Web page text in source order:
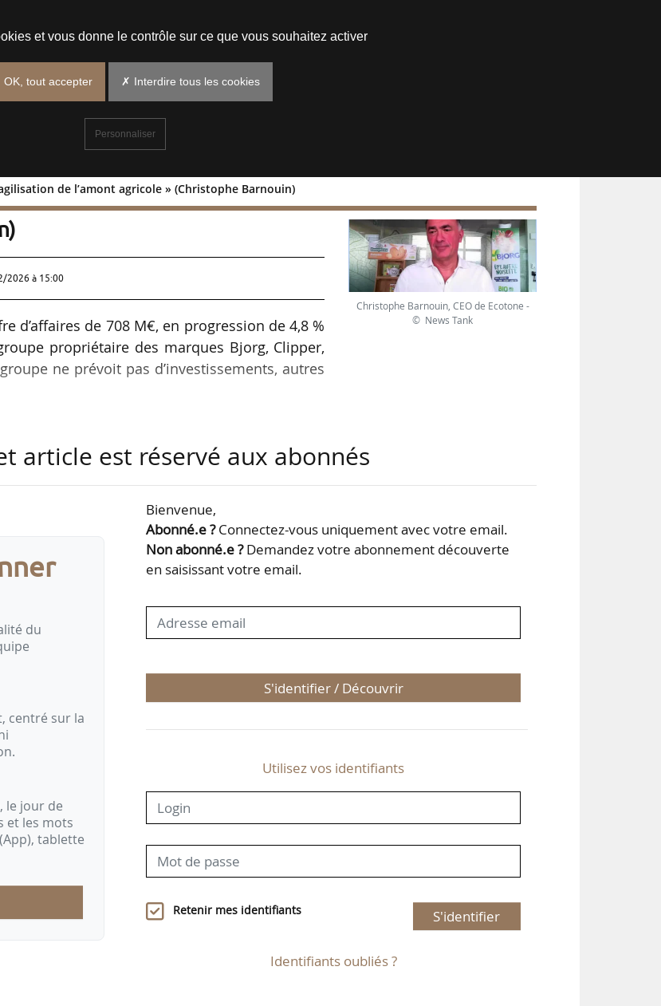
de l’amont agricole » (Christophe Barnouin)
« une fragilisation de l’amont
2026 à 15:00
d’affaires de 708 M€, en progression de 4,8 %
propriétaire des marques Bjorg, Clipper,
ne prévoit pas d’investissements, autres
notre plan d’innovation soutenu, une stratégie
», déclare Christophe Barnouin, CEO
Christophe Barnouin, CEO de Ecotone -
© News Tank
article est réservé aux abonnés
du
centré sur la
le jour de
et les mots
tablette
Bienvenue,
Abonné.e ?Connectez-vous uniquement avec votre email.
Non abonné.e ?Demandez votre abonnement découverte
en saisissant votre email.
S'identifier / Découvrir
Utilisez vos identifiants
Retenir mes identifiants S'identifier
Identifiants oubliés ?
et vous donne le contrôle sur ce que vous souhaitez activer
OK, tout accepter ✗ Interdire tous les cookies
Personnaliser